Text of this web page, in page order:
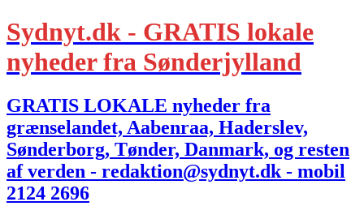
Sydnyt.dk - GRATIS lokale
nyheder fra Sønderjylland
GRATIS LOKALE nyheder fra
grænselandet, Aabenraa, Haderslev,
Sønderborg, Tønder, Danmark, og resten
af verden - redaktion@sydnyt.dk - mobil
2124 2696